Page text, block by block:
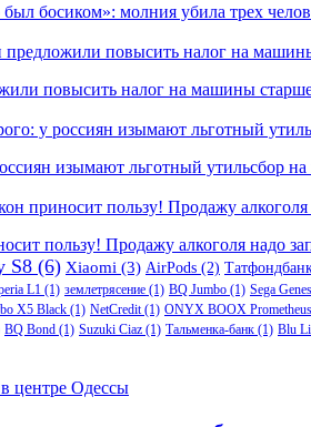
босиком»: молния убила трех
повысить налог на машины
изымают льготный утильсбор
пользу! Продажу алкоголя надо
S8 (6) Xiaomi (3) AirPods (2)
L1 (1) землетрясение (1) BQ Jumbo (1) Sega
X5 Black (1) NetCredit(1) ONYX BOOX Prometheus
BQ Bond (1) Suzuki Ciaz (1) Тальменка-банк (1) Blu